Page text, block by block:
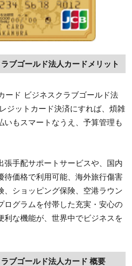
ブゴールド法人カードメリット
ード ビジネスクラブゴールド法
ジットカード決済にすれば、煩雑
いもスマートなうえ、予算管理も
張手配サポートサービスや、国内
待価格で利用可能、海外旅行傷害
、ショッピング保険、空港ラウン
ログラムを付帯した充実・安心の
利な機能が、世界中でビジネスを
ブゴールド法人カード 概要